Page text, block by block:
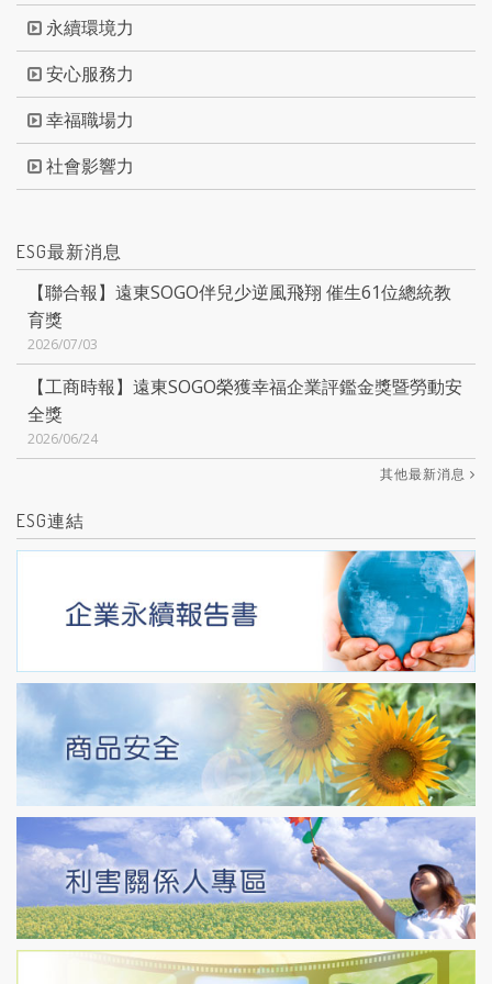
永續環境力
安心服務力
幸福職場力
社會影響力
ESG最新消息
【聯合報】遠東SOGO伴兒少逆風飛翔 催生61位總統教
育獎
2026/07/03
【工商時報】遠東SOGO榮獲幸福企業評鑑金獎暨勞動安
全獎
2026/06/24
其他最新消息
ESG連結